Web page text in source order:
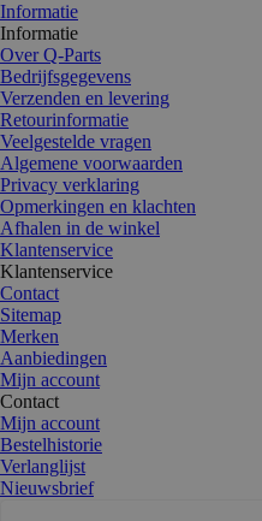
Informatie
Informatie
Over Q-Parts
Bedrijfsgegevens
Verzenden en levering
Retourinformatie
Veelgestelde vragen
Algemene voorwaarden
Privacy verklaring
Opmerkingen en klachten
Afhalen in de winkel
Klantenservice
Klantenservice
Contact
Sitemap
Merken
Aanbiedingen
Mijn account
Contact
Mijn account
Bestelhistorie
Verlanglijst
Nieuwsbrief